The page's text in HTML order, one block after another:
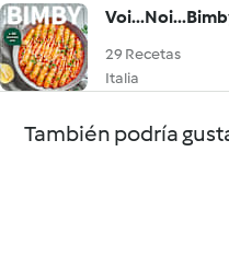
29 Recetas
Italia
También podría